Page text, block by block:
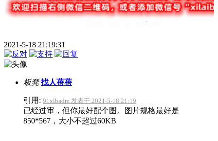
2021-5-18 21:19:31
板凳 找人蓓蓓
引用: 91xlbadm 发表于 2021-5-18 21:19
已经过审，但你最好配个图。图片规格最好是
850*567，大小不超过60KB